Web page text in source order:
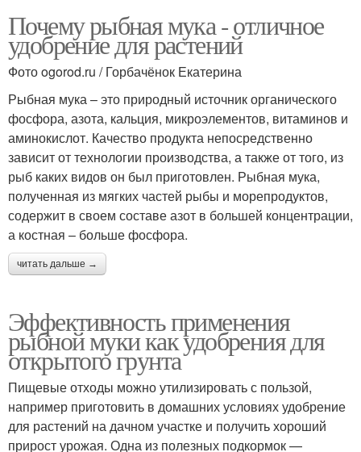
Почему рыбная мука - отличное
удобрение для растений
Фото ogorod.ru / Горбачёнок Екатерина
Рыбная мука – это природный источник органического
фосфора, азота, кальция, микроэлементов, витаминов и
аминокислот. Качество продукта непосредственно
зависит от технологии производства, а также от того, из
рыб каких видов он был приготовлен. Рыбная мука,
полученная из мягких частей рыбы и морепродуктов,
содержит в своем составе азот в большей концентрации,
а костная – больше фосфора.
читать дальше →
Эффективность применения
рыбной муки как удобрения для
открытого грунта
Пищевые отходы можно утилизировать с пользой,
например приготовить в домашних условиях удобрение
для растений на дачном участке и получить хороший
прирост урожая. Одна из полезных подкормок —